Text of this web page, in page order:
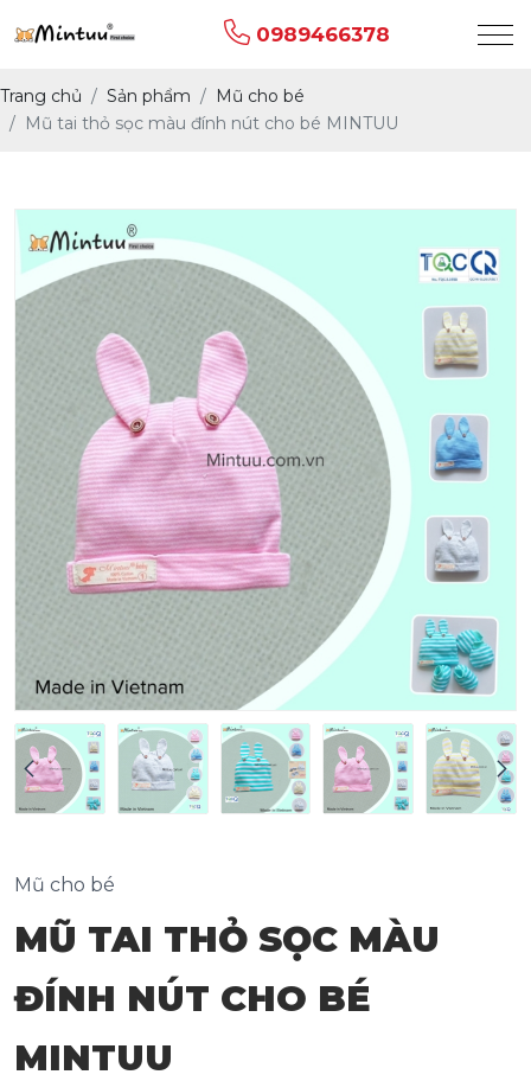
0989466378
Trang chủ Sản phẩm
Mũ cho bé
Mũ tai thỏ sọc màu đính nút cho bé MINTUU
Mũ cho bé
MŨ TAI THỎ SỌC MÀU
ĐÍNH NÚT CHO BÉ
MINTUU